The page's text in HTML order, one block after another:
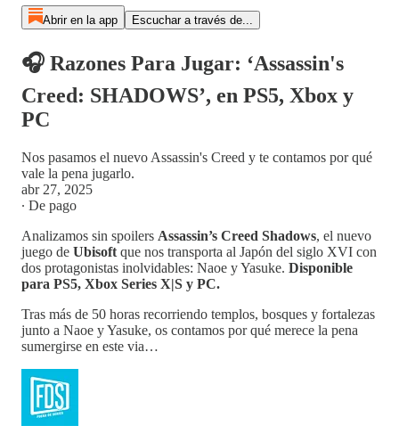
Abrir en la app Escuchar a través de...
🎧 Razones Para Jugar: ‘Assassin's
Creed: SHADOWS’, en PS5, Xbox y
PC
Nos pasamos el nuevo Assassin's Creed y te contamos por qué
vale la pena jugarlo.
abr 27, 2025
∙ De pago
Analizamos sin spoilers Assassin’s Creed Shadows, el nuevo
juego de Ubisoft que nos transporta al Japón del siglo XVI con
dos protagonistas inolvidables: Naoe y Yasuke. Disponible
para PS5, Xbox Series X|S y PC.
Tras más de 50 horas recorriendo templos, bosques y fortalezas
junto a Naoe y Yasuke, os contamos por qué merece la pena
sumergirse en este via…